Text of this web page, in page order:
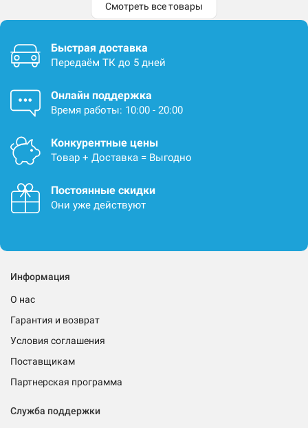
Смотреть все товары
Быстрая доставка
Передаём ТК до 5 дней
Онлайн поддержка
Время работы: 10:00 - 20:00
Конкурентные цены
Товар + Доставка = Выгодно
Постоянные скидки
Они уже действуют
Информация
О нас
Гарантия и возврат
Условия соглашения
Поставщикам
Партнерская программа
Служба поддержки